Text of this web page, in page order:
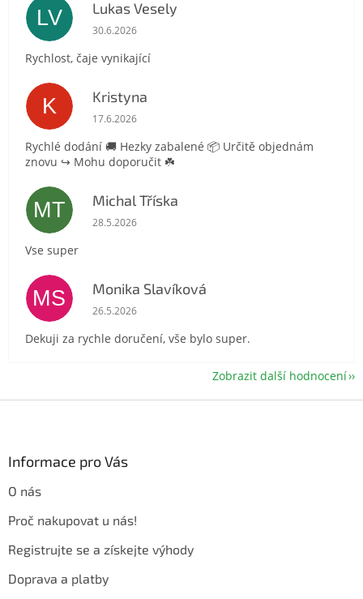
LV Lukas Vesely
Hodnocení obchodu je 5 z 5 hvězdiček.
30.6.2026
Rychlost, čaje vynikající
K Kristyna
Hodnocení obchodu je 5 z 5 hvězdiček.
17.6.2026
Rychlé dodání 🚚 Hezky zabalené 📦 Určitě objednám
znovu ↪️ Mohu doporučit ☘️
MT Michal Tříska
Hodnocení obchodu je 5 z 5 hvězdiček.
28.5.2026
Vse super
MS Monika Slavíková
Hodnocení obchodu je 5 z 5 hvězdiček.
26.5.2026
Dekuji za rychle doručení, vše bylo super.
Zobrazit další hodnocení
Informace pro Vás
O nás
Proč nakupovat u nás!
Registrujte se a získejte výhody
Doprava a platby